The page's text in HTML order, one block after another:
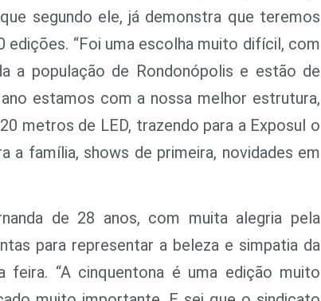
segundo ele, já demonstra que teremos
“Foi uma escolha muito difícil, com
a população de Rondonópolis e estão de
estamos com a nossa melhor estrutura,
metros de LED, trazendo para a Exposul o
a família, shows de primeira, novidades em
de 28 anos, com muita alegria pela
para representar a beleza e simpatia da
“A cinquentona é uma edição muito